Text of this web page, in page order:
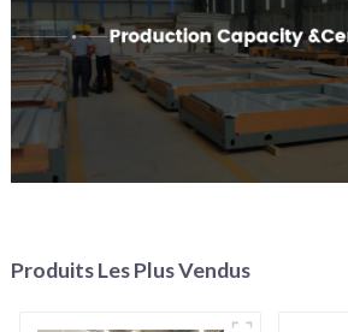
Produits Les Plus Vendus